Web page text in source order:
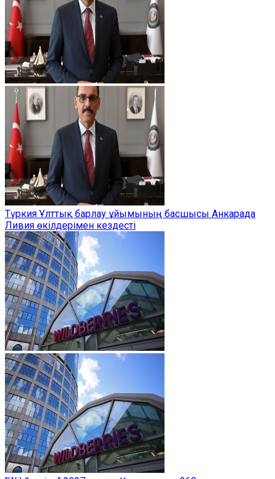
Түркия Ұлттық барлау ұйымының басшысы Анкарада
Ливия өкілдерімен кездесті